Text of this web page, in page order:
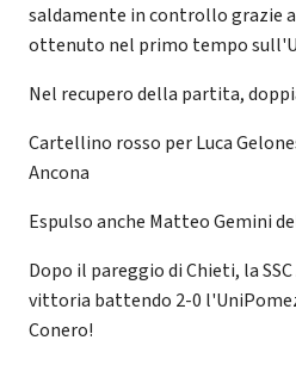
saldamente in controllo grazie
ottenuto nel primo tempo
Nel recupero della partita,
Cartellino rosso per Luca
Ancona
Espulso anche Matteo Gemini
Dopo il pareggio di Chieti, la
vittoria battendo 2-0
Conero!